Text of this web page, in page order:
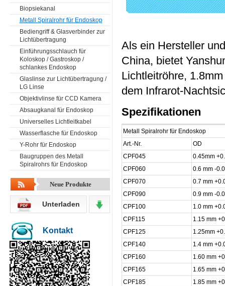
Biopsiekanal
Metall Spiralrohr für Endoskop
Bediengriff & Glasverbinder zur
Lichtübertragung
Einführungsschlauch für
Koloskop / Gastroskop /
schlankes Endoskop
Glaslinse zur Lichtübertragung /
LG Linse
Objektivlinse für CCD Kamera
Absaugkanal für Endoskop
Universelles Lichtleitkabel
Wasserflasche für Endoskop
Y-Rohr für Endoskop
Baugruppen des Metall
Spiralrohrs für Endoskop
Neue Produkte
Unterladen
Kontakt
Als ein Hersteller
China, bietet
Lichtleitröhre,
dem Infrarot-
Spezifikationen
Metall Spiralrohr für Endoskop
Art.-Nr.
OD
CPF045
0.45mm
CPF060
0.6 mm -
CPF070
0.7 mm
CPF090
0.9 mm -
CPF100
1.0 mm
CPF115
1.15 mm
CPF125
1.25mm
CPF140
1.4 mm
CPF160
1.60 mm
CPF165
1.65 mm
CPF185
1.85 mm